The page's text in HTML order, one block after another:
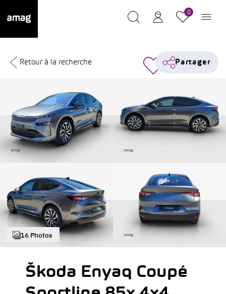
0
16 Photos
Retour à la recherche Partager
Škoda Enyaq Coupé